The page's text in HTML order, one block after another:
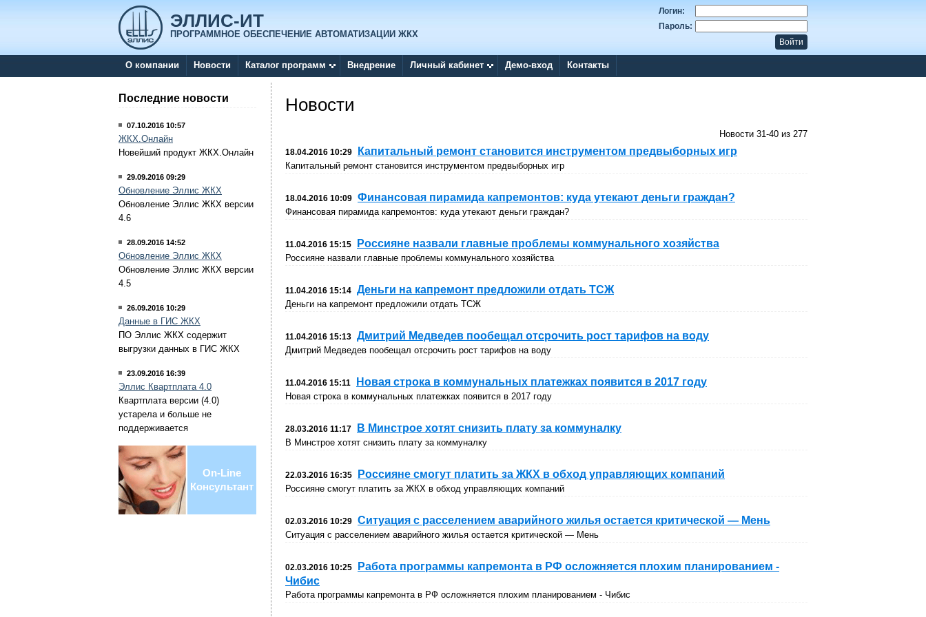
ЭЛЛИС-ИТ
ПРОГРАММНОЕ ОБЕСПЕЧЕНИЕ АВТОМАТИЗАЦИИ ЖКХ
Логин:
Пароль:
О компании Новости Каталог программ Внедрение Личный кабинет Демо-вход Контакты
Новости
Новости 31-40 из 277
18.04.2016 10:29 Капитальный ремонт становится инструментом предвыборных игр
Капитальный ремонт становится инструментом предвыборных игр
18.04.2016 10:09 Финансовая пирамида капремонтов: куда утекают деньги граждан?
Финансовая пирамида капремонтов: куда утекают деньги граждан?
11.04.2016 15:15 Россияне назвали главные проблемы коммунального хозяйства
Россияне назвали главные проблемы коммунального хозяйства
11.04.2016 15:14 Деньги на капремонт предложили отдать ТСЖ
Деньги на капремонт предложили отдать ТСЖ
11.04.2016 15:13 Дмитрий Медведев пообещал отсрочить рост тарифов на воду
Дмитрий Медведев пообещал отсрочить рост тарифов на воду
11.04.2016 15:11 Новая строка в коммунальных платежках появится в 2017 году
Новая строка в коммунальных платежках появится в 2017 году
28.03.2016 11:17 В Минстрое хотят снизить плату за коммуналку
В Минстрое хотят снизить плату за коммуналку
22.03.2016 16:35 Россияне смогут платить за ЖКХ в обход управляющих компаний
Россияне смогут платить за ЖКХ в обход управляющих компаний
02.03.2016 10:29 Ситуация с расселением аварийного жилья остается критической — Мень
Ситуация с расселением аварийного жилья остается критической — Мень
02.03.2016 10:25
Работа программы капремонта в РФ осложняется плохим планированием -
Чибис
Работа программы капремонта в РФ осложняется плохим планированием - Чибис
Последние новости
07.10.2016 10:57
ЖКХ.Онлайн
Новейший продукт ЖКХ.Онлайн
29.09.2016 09:29
Обновление Эллис ЖКХ
Обновление Эллис ЖКХ версии
4.6
28.09.2016 14:52
Обновление Эллис ЖКХ
Обновление Эллис ЖКХ версии
4.5
26.09.2016 10:29
Данные в ГИС ЖКХ
ПО Эллис ЖКХ содержит
выгрузки данных в ГИС ЖКХ
23.09.2016 16:39
Эллис Квартплата 4.0
Квартплата версии (4.0)
устарела и больше не
поддерживается
On-Line
Консультант